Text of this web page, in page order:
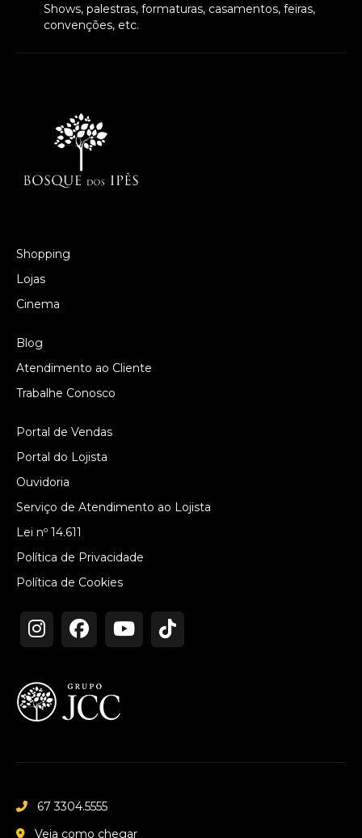
Shows, palestras, formaturas, casamentos, feiras,
convenções, etc.
Shopping
Lojas
Cinema
Blog
Atendimento ao Cliente
Trabalhe Conosco
Portal de Vendas
Portal do Lojista
Ouvidoria
Serviço de Atendimento ao Lojista
Lei nº 14.611
Política de Privacidade
Política de Cookies
67 3304.5555
Veja como chegar